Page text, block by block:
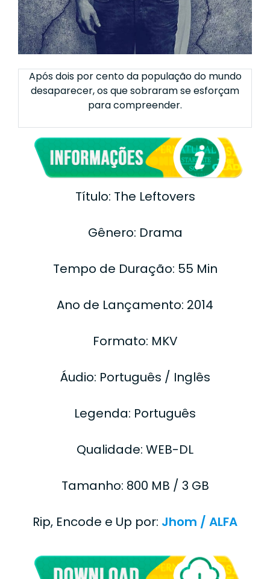
Após dois por cento da população do mundo
desaparecer, os que sobraram se esforçam
para compreender.
Título: The Leftovers
Gênero: Drama
Tempo de Duração: 55 Min
Ano de Lançamento: 2014
Formato: MKV
Áudio: Português / Inglês
Legenda: Português
Qualidade: WEB-DL
Tamanho: 800 MB / 3 GB
Rip, Encode e Up por: Jhom / ALFA